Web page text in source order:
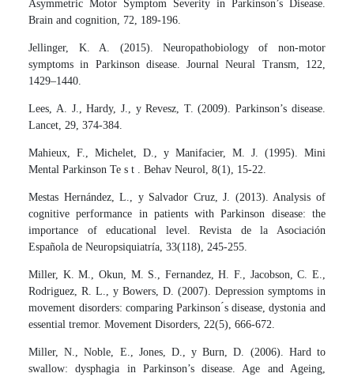
Asymmetric Motor Symptom Severity in Parkinson’s Disease.
Brain and cognition, 72, 189-196.
Jellinger, K. A. (2015). Neuropathobiology of non-motor
symptoms in Parkinson disease. Journal Neural Transm, 122,
1429–1440.
Lees, A. J., Hardy, J., y Revesz, T. (2009). Parkinson’s disease.
Lancet, 29, 374-384.
Mahieux, F., Michelet, D., y Manifacier, M. J. (1995). Mini
Mental Parkinson Te s t . Behav Neurol, 8(1), 15-22.
Mestas Hernández, L., y Salvador Cruz, J. (2013). Analysis of
cognitive performance in patients with Parkinson disease: the
importance of educational level. Revista de la Asociación
Española de Neuropsiquiatría, 33(118), 245-255.
Miller, K. M., Okun, M. S., Fernandez, H. F., Jacobson, C. E.,
Rodriguez, R. L., y Bowers, D. (2007). Depression symptoms in
movement disorders: comparing Parkinson ́s disease, dystonia and
essential tremor. Movement Disorders, 22(5), 666-672.
Miller, N., Noble, E., Jones, D., y Burn, D. (2006). Hard to
swallow: dysphagia in Parkinson’s disease. Age and Ageing,